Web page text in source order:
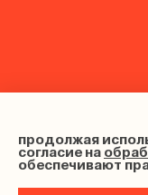
продолжая
согласие на
обеспечивают